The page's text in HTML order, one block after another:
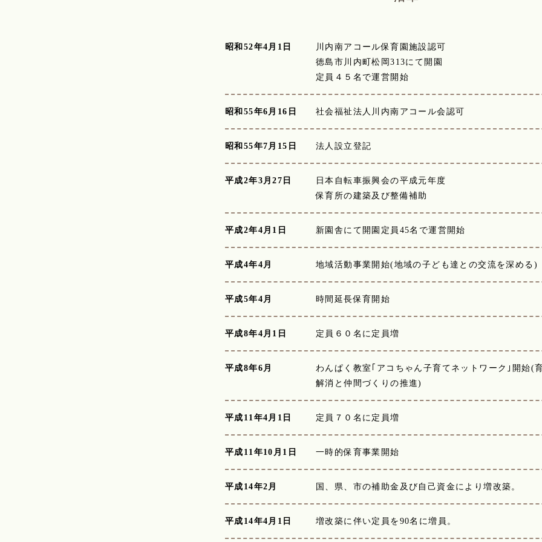
昭和52年4月1日
川内南アコール保育園施設認可
徳島市川内町松岡313にて開園
定員４５名で運営開始
昭和55年6月16日 社会福祉法人川内南アコール会認可
昭和55年7月15日 法人設立登記
平成2年3月27日
日本自転車振興会の平成元年度
保育所の建築及び整備補助
平成2年4月1日 新園舎にて開園定員45名で運営開始
平成4年4月 地域活動事業開始(地域の子ども達との交流を深める)
平成5年4月 時間延長保育開始
平成8年4月1日 定員６０名に定員増
平成8年6月
わんぱく教室｢アコちゃん子育てネットワーク｣開始(
解消と仲間づくりの推進)
平成11年4月1日 定員７０名に定員増
平成11年10月1日 一時的保育事業開始
平成14年2月 国、県、市の補助金及び自己資金により増改築。
平成14年4月1日 増改築に伴い定員を90名に増員。